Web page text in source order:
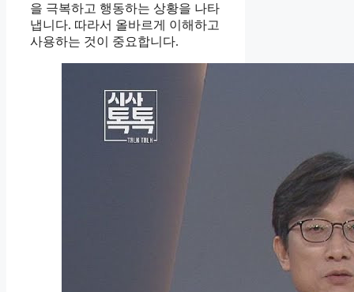
을 극복하고 행동하는 상황을 나타
냅니다. 따라서 올바르게 이해하고
사용하는 것이 중요합니다.